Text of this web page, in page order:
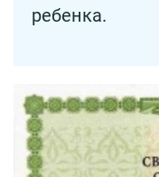
ребенка.